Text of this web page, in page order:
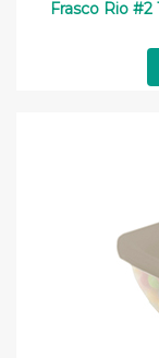
Frasco Rio